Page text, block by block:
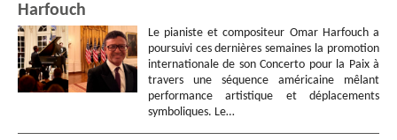
Harfouch
Le pianiste et compositeur Omar Harfouch a
poursuivi ces dernières semaines la promotion
internationale de son Concerto pour la Paix à
travers une séquence américaine mêlant
performance artistique et déplacements
symboliques. Le…